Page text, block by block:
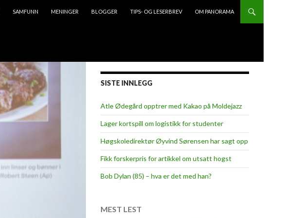
SAMFUNN MENINGER BLOGGER TIPS- OG LESERBREV OM PANORAMA
SISTE INNLEGG
Atle Ødegård opptrer med Kakao på Moldejazz
Lager kortspill om logistikk for studenter
Høgskoledirektør Øyvind Sørensen har sagt opp
Fikk forskerpris for artikkel om utsatt hogst
Bob Dylan (85) – hva er det med han?
MEST LEST